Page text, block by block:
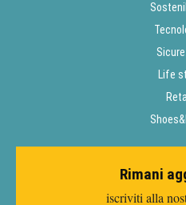
Life
Rimani
iscriviti alla